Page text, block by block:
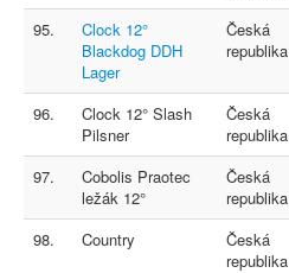
95.
Clock 12°
Blackdog DDH
Lager
Česká
republika
96.
Clock 12° Slash
Pilsner
Česká
republika
97.
Cobolis Praotec
ležák 12°
Česká
republika
98.
Country
Česká
republika